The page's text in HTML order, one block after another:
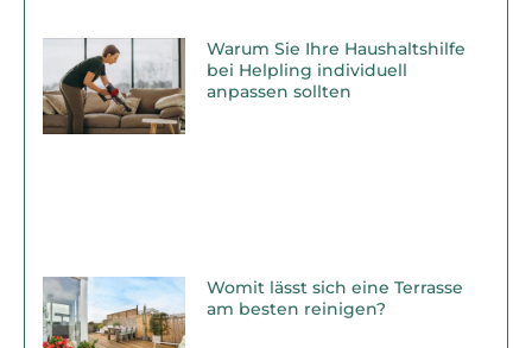
Warum Sie Ihre Haushaltshilfe
bei Helpling individuell
anpassen sollten
Womit lässt sich eine Terrasse
am besten reinigen?